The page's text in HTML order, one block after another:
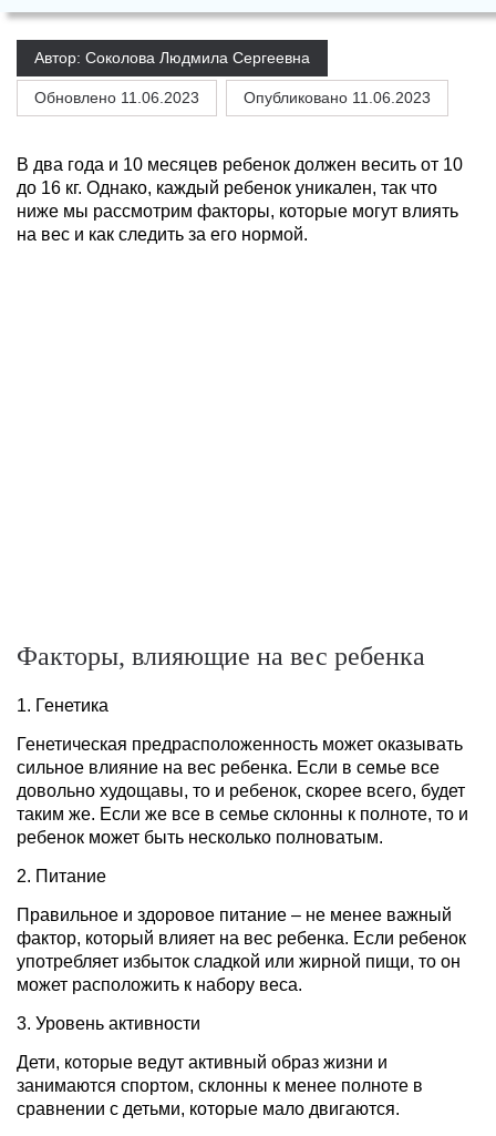
Автор: Соколова Людмила Сергеевна
Обновлено 11.06.2023 Опубликовано 11.06.2023
В два года и 10 месяцев ребенок должен весить от 10
до 16 кг. Однако, каждый ребенок уникален, так что
ниже мы рассмотрим факторы, которые могут влиять
на вес и как следить за его нормой.
Факторы, влияющие на вес ребенка
1. Генетика
Генетическая предрасположенность может оказывать
сильное влияние на вес ребенка. Если в семье все
довольно худощавы, то и ребенок, скорее всего, будет
таким же. Если же все в семье склонны к полноте, то и
ребенок может быть несколько полноватым.
2. Питание
Правильное и здоровое питание – не менее важный
фактор, который влияет на вес ребенка. Если ребенок
употребляет избыток сладкой или жирной пищи, то он
может расположить к набору веса.
3. Уровень активности
Дети, которые ведут активный образ жизни и
занимаются спортом, склонны к менее полноте в
сравнении с детьми, которые мало двигаются.